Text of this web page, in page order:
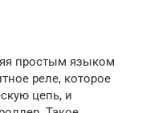
простым языком
реле, которое
цепь, и